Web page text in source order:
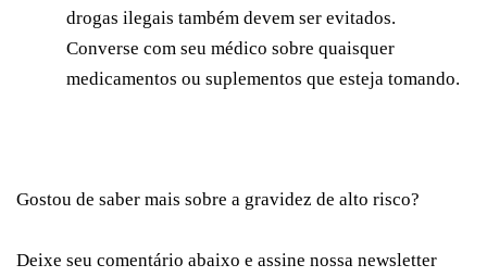
drogas ilegais também devem ser evitados.
Converse com seu médico sobre quaisquer
medicamentos ou suplementos que esteja tomando.
Gostou de saber mais sobre a gravidez de alto risco?
Deixe seu comentário abaixo e assine nossa newsletter